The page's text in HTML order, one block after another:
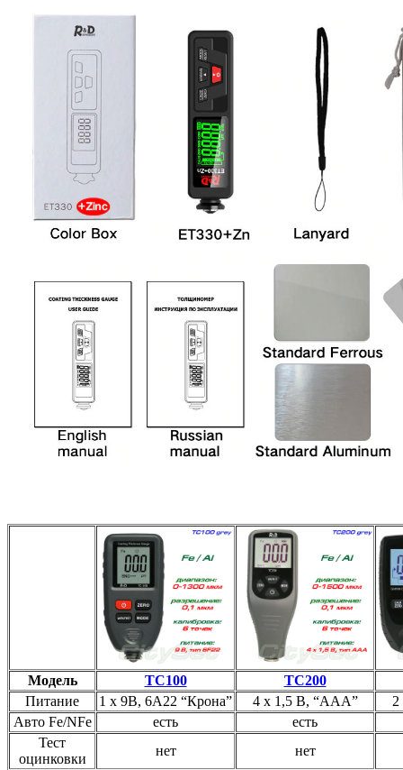
Модель TC100
TC200
Питание
1 х 9В, 6А22 “Крона” 4 х 1,5 В, “АAА”
Авто Fe/NFe
есть
есть
Тест
оцинковки
нет
нет